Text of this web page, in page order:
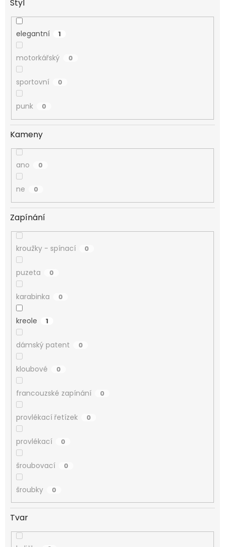
Styl
elegantní 1
motorkářský 0
sportovní 0
punk 0
Kameny
ano 0
ne 0
Zapínání
kroužky - spínací 0
puzeta 0
karabinka 0
kreole 1
dámský patent 0
kloubové 0
francouzské zapínání 0
provlékací řetízek 0
provlékací 0
šroubovací 0
šroubky 0
Tvar